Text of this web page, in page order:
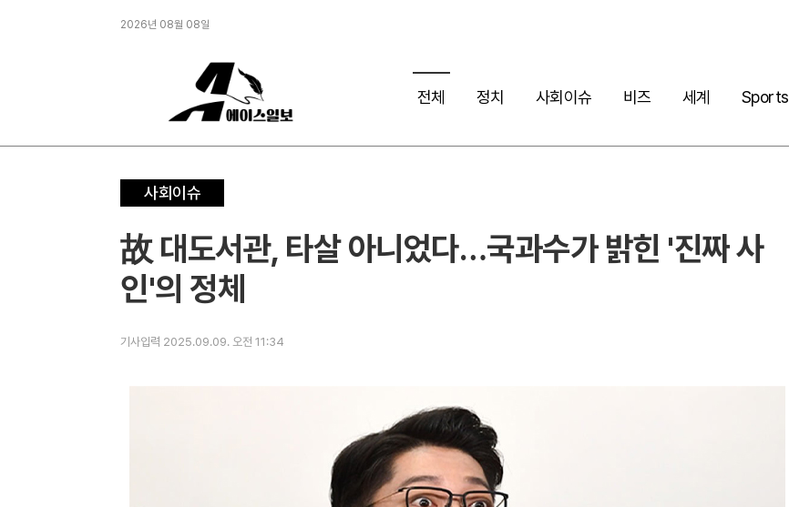
2026년 08월 08일
전체 정치 사회이슈 비즈 세계 Sports
사회이슈
故 대도서관, 타살 아니었다…국과수가 밝힌 '진짜 사
인'의 정체
기사입력 2025.09.09. 오전 11:34